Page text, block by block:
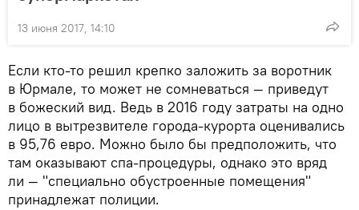
13 июня 2017, 14:10
Если кто-то решил крепко заложить за воротник
в Юрмале, то может не сомневаться — приведут
в божеский вид. Ведь в 2016 году затраты на одно
лицо в вытрезвителе города-курорта оценивались
в 95,76 евро. Можно было бы предположить, что
там оказывают спа-процедуры, однако это вряд
ли — "специально обустроенные помещения"
принадлежат полиции.